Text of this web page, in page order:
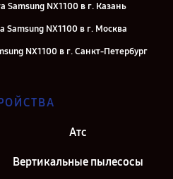
Samsung NX1100 в г. Казань
Samsung NX1100 в г. Москва
NX1100 в г. Санкт-Петербург
Атс
Вертикальные пылесосы